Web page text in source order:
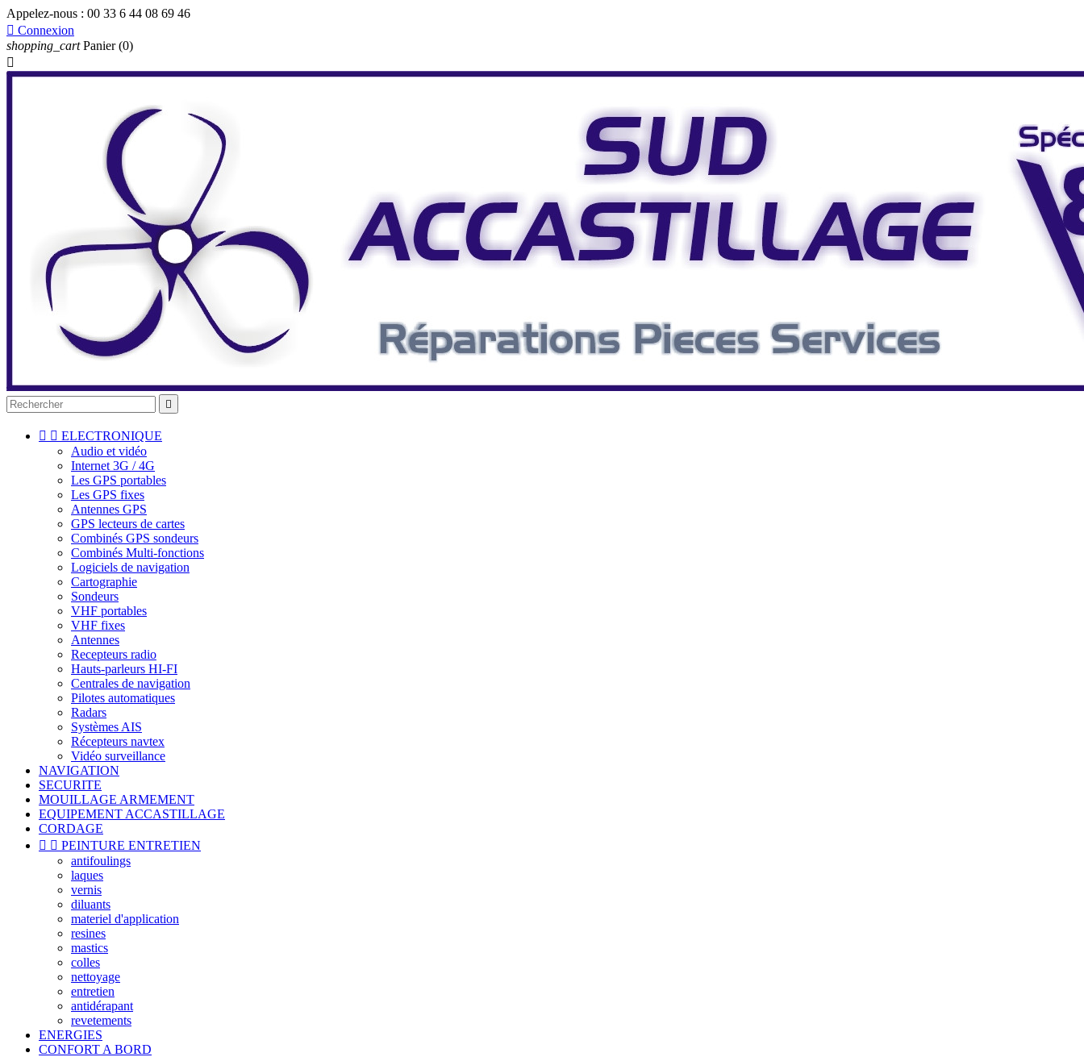
Appelez-nous : 00 33 6 44 08 69 46
 Connexion
shopping_cart Panier (0)


  ELECTRONIQUE
Audio et vidéo
Internet 3G / 4G
Les GPS portables
Les GPS fixes
Antennes GPS
GPS lecteurs de cartes
Combinés GPS sondeurs
Combinés Multi-fonctions
Logiciels de navigation
Cartographie
Sondeurs
VHF portables
VHF fixes
Antennes
Recepteurs radio
Hauts-parleurs HI-FI
Centrales de navigation
Pilotes automatiques
Radars
Systèmes AIS
Récepteurs navtex
Vidéo surveillance
NAVIGATION
SECURITE
MOUILLAGE ARMEMENT
EQUIPEMENT ACCASTILLAGE
CORDAGE
  PEINTURE ENTRETIEN
antifoulings
laques
vernis
diluants
materiel d'application
resines
mastics
colles
nettoyage
entretien
antidérapant
revetements
ENERGIES
CONFORT A BORD